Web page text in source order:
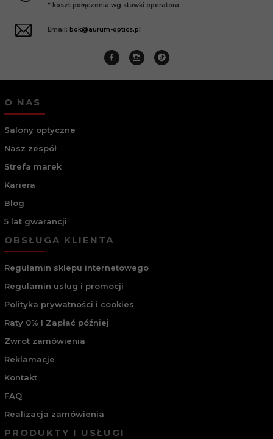
* koszt połączenia wg stawki operatora
Email: bok@aurum-optics.pl
O NAS
Salony optyczne
Nasz zespół
Strefa marek
Kariera
Blog
5 lat gwarancji
OBSŁUGA KLIENTA
Regulamin sklepu internetowego
Regulamin usług i promocji
Polityka prywatności i cookies
Raty 0% I Zapłać później
Zwrot zamówienia
Reklamacje
Kontakt
FAQ
Realizacja zamówienia
PRODUKTY I USŁUGI